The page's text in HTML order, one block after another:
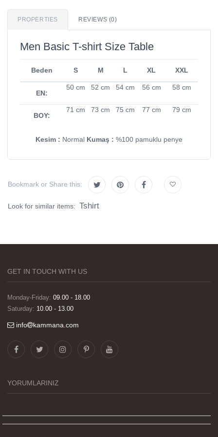
PROPERTIES REVIEWS (0)
Men Basic T-shirt Size Table
Beden S M L XL XXL
EN:
50 cm 52 cm 54 cm 56 cm 58 cm
BOY:
71 cm 73 cm 75 cm 77 cm 79 cm
Kesim : Normal Kumaş : %100 pamuklu penye
Bookmark or Share this:
Look for similar items: Tshirt
GET IN TOUCH WITH US
Monday-Friday: 09.00 - 18.00
Saturday: 10.00 - 13.00
info kammana.com
YORUMLARINIZ
Görselleri ve baskı kalitesi harika. Övünç Bey'in
tüm süreçteki desteği ile siparislerim kısa
günü hediyesi oldu. Kammana ailesine tüm
emekleri icin sonsuz teşekkürler.